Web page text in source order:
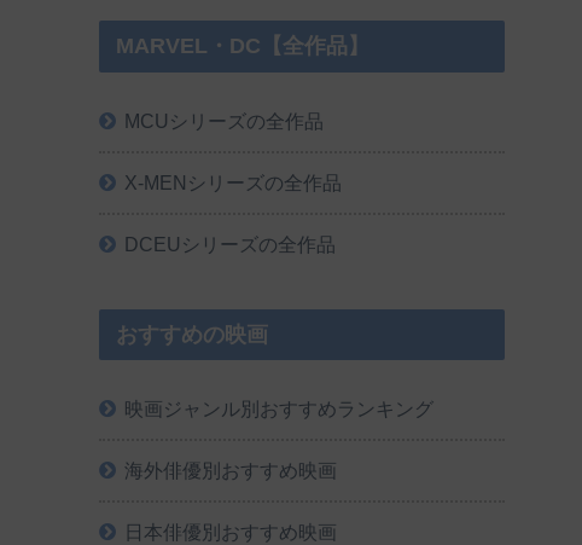
MARVEL・DC【全作品】
MCUシリーズの全作品
X-MENシリーズの全作品
DCEUシリーズの全作品
おすすめの映画
映画ジャンル別おすすめランキング
海外俳優別おすすめ映画
日本俳優別おすすめ映画